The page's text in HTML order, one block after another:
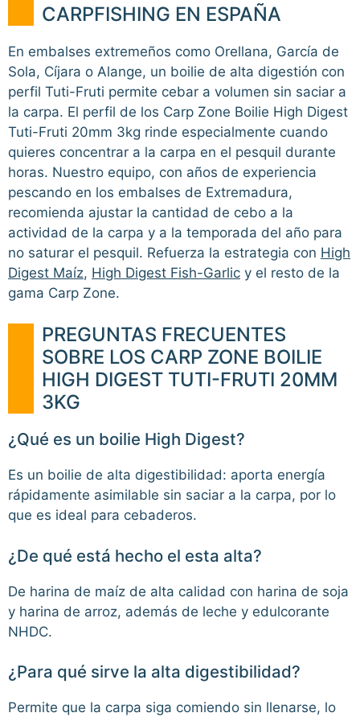
CARPFISHING EN ESPAÑA
En embalses extremeños como Orellana, García de
Sola, Cíjara o Alange, un boilie de alta digestión con
perfil Tuti-Fruti permite cebar a volumen sin saciar a
la carpa. El perfil de los Carp Zone Boilie High Digest
Tuti-Fruti 20mm 3kg rinde especialmente cuando
quieres concentrar a la carpa en el pesquil durante
horas. Nuestro equipo, con años de experiencia
pescando en los embalses de Extremadura,
recomienda ajustar la cantidad de cebo a la
actividad de la carpa y a la temporada del año para
no saturar el pesquil. Refuerza la estrategia con High
Digest Maíz, High Digest Fish-Garlic y el resto de la
gama Carp Zone.
PREGUNTAS FRECUENTES
SOBRE LOS CARP ZONE BOILIE
HIGH DIGEST TUTI-FRUTI 20MM
3KG
¿Qué es un boilie High Digest?
Es un boilie de alta digestibilidad: aporta energía
rápidamente asimilable sin saciar a la carpa, por lo
que es ideal para cebaderos.
¿De qué está hecho el esta alta?
De harina de maíz de alta calidad con harina de soja
y harina de arroz, además de leche y edulcorante
NHDC.
¿Para qué sirve la alta digestibilidad?
Permite que la carpa siga comiendo sin llenarse, lo